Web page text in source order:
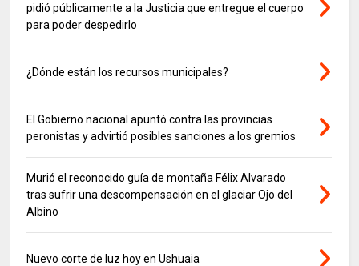
pidió públicamente a la Justicia que entregue el cuerpo
para poder despedirlo
¿Dónde están los recursos municipales?
El Gobierno nacional apuntó contra las provincias
peronistas y advirtió posibles sanciones a los gremios
Murió el reconocido guía de montaña Félix Alvarado
tras sufrir una descompensación en el glaciar Ojo del
Albino
Nuevo corte de luz hoy en Ushuaia